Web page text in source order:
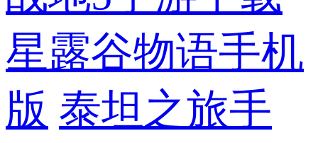
星露谷物语手机
版 泰坦之旅手